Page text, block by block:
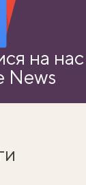
на нас
News